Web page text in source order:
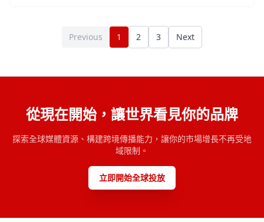
Previous 1 2 3 Next
從現在開始，讓世界看見你的品牌
探索全球媒體資源、構建跨境傳播能力，讓你的市場增長不再受地
域限制。
立即開始全球投放